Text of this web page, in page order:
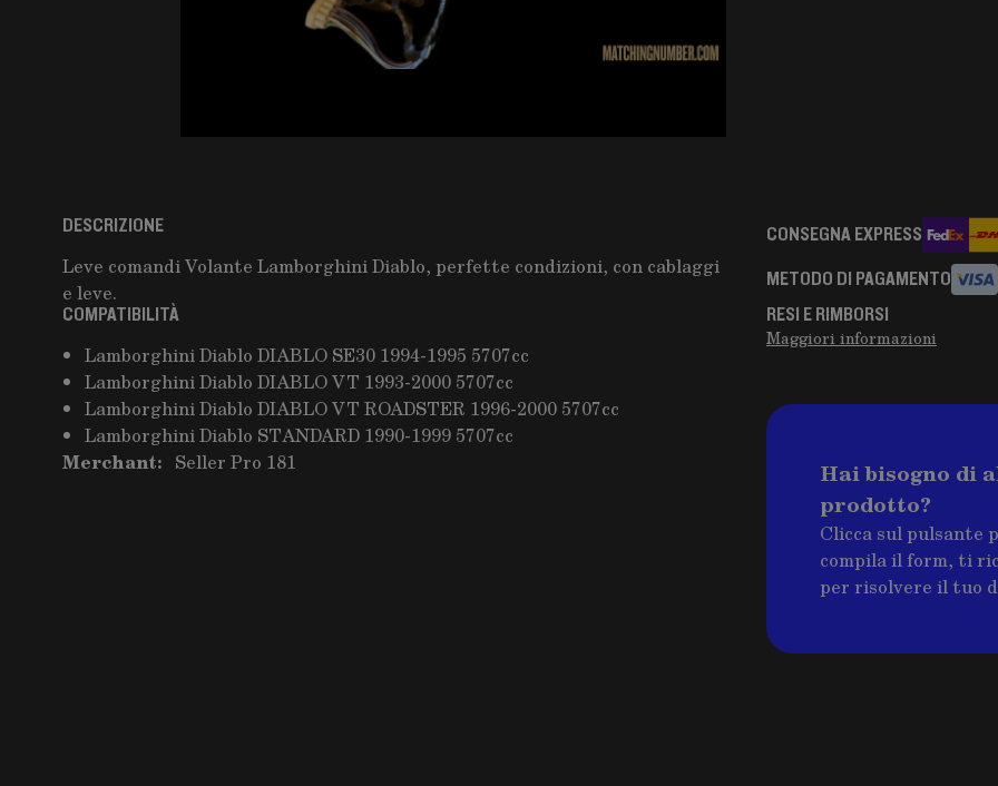
DESCRIZIONE
Leve comandi Volante Lamborghini Diablo, perfette condizioni, con cablaggi
e leve.
COMPATIBILITÀ
Lamborghini Diablo DIABLO SE30 1994-1995 5707cc
Lamborghini Diablo DIABLO VT 1993-2000 5707cc
Lamborghini Diablo DIABLO VT ROADSTER 1996-2000 5707cc
Lamborghini Diablo STANDARD 1990-1999 5707cc
Merchant: Seller Pro 181
CONSEGNA EXPRESS
METODO DI PAGAMENTO
RESI E RIMBORSI
Maggiori informazioni
Hai bisogno di
prodotto?
Clicca sul pulsante
compila il form, ti
per risolvere il tuo